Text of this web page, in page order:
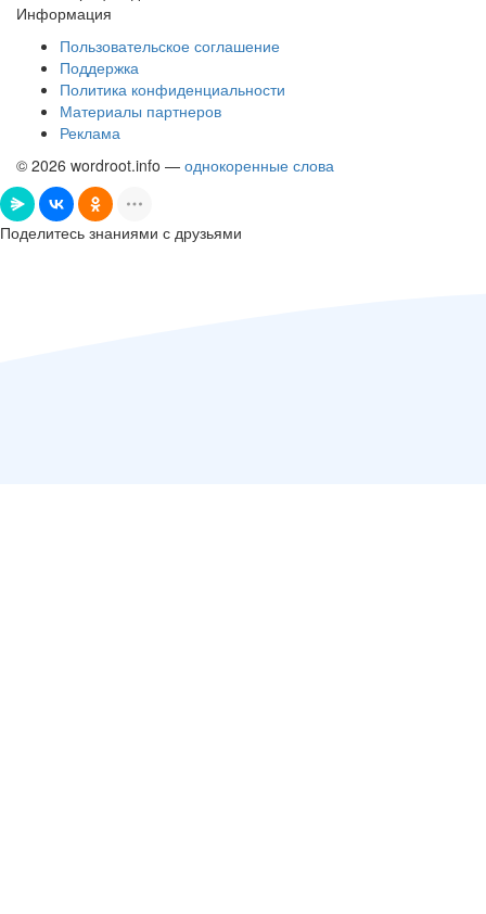
Информация
Пользовательское соглашение
Поддержка
Политика конфиденциальности
Материалы партнеров
Реклама
© 2026 wordroot.info — однокоренные слова
Поделитесь знаниями с друзьями